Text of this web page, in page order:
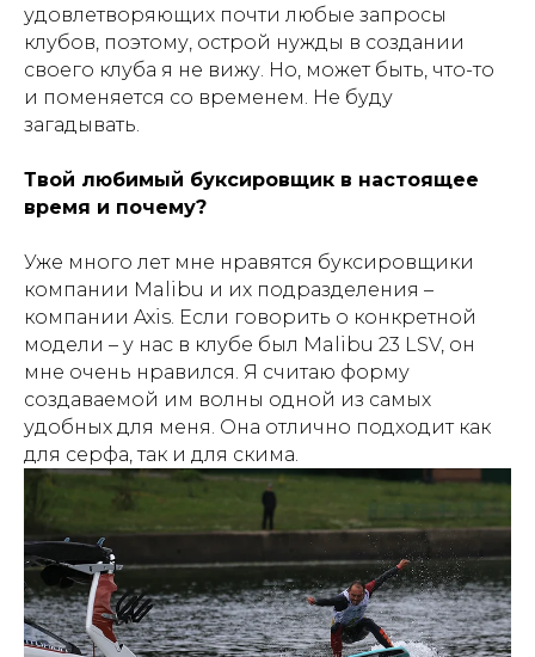
удовлетворяющих почти любые запросы
клубов, поэтому, острой нужды в создании
своего клуба я не вижу. Но, может быть, что-то
и поменяется со временем. Не буду
загадывать.
Твой любимый буксировщик в настоящее
время и почему?
Уже много лет мне нравятся буксировщики
компании Malibu и их подразделения –
компании Axis. Если говорить о конкретной
модели – у нас в клубе был Malibu 23 LSV, он
мне очень нравился. Я считаю форму
создаваемой им волны одной из самых
удобных для меня. Она отлично подходит как
для серфа, так и для скима.